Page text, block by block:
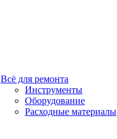
Всё для ремонта
Инструменты
Оборудование
Расходные материалы